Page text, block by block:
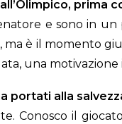
prima
e sono in un
ma è il momento
una
portati alla
Conosco il